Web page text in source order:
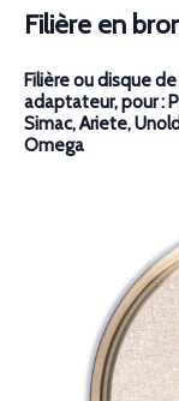
Filière en
Filière ou disque
adaptateur, pour :
Simac, Ariete,
Omega